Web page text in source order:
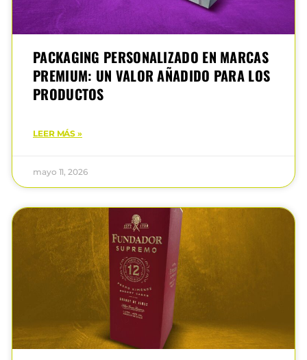
PACKAGING PERSONALIZADO EN MARCAS
PREMIUM: UN VALOR AÑADIDO PARA LOS
PRODUCTOS
LEER MÁS »
mayo 11, 2026